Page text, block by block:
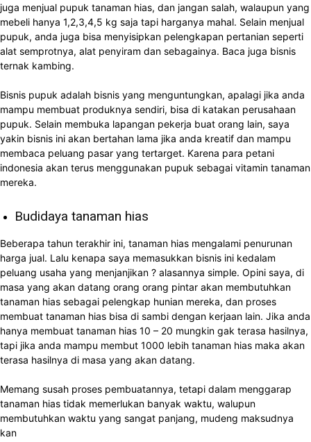
juga menjual pupuk tanaman hias, dan jangan salah, walaupun yang
mebeli hanya 1,2,3,4,5 kg saja tapi harganya mahal. Selain menjual
pupuk, anda juga bisa menyisipkan pelengkapan pertanian seperti
alat semprotnya, alat penyiram dan sebagainya. Baca juga bisnis
ternak kambing.
Bisnis pupuk adalah bisnis yang menguntungkan, apalagi jika anda
mampu membuat produknya sendiri, bisa di katakan perusahaan
pupuk. Selain membuka lapangan pekerja buat orang lain, saya
yakin bisnis ini akan bertahan lama jika anda kreatif dan mampu
membaca peluang pasar yang tertarget. Karena para petani
indonesia akan terus menggunakan pupuk sebagai vitamin tanaman
mereka.
Budidaya tanaman hias
Beberapa tahun terakhir ini, tanaman hias mengalami penurunan
harga jual. Lalu kenapa saya memasukkan bisnis ini kedalam
peluang usaha yang menjanjikan ? alasannya simple. Opini saya, di
masa yang akan datang orang orang pintar akan membutuhkan
tanaman hias sebagai pelengkap hunian mereka, dan proses
membuat tanaman hias bisa di sambi dengan kerjaan lain. Jika anda
hanya membuat tanaman hias 10 – 20 mungkin gak terasa hasilnya,
tapi jika anda mampu membut 1000 lebih tanaman hias maka akan
terasa hasilnya di masa yang akan datang.
Memang susah proses pembuatannya, tetapi dalam menggarap
tanaman hias tidak memerlukan banyak waktu, walupun
membutuhkan waktu yang sangat panjang, mudeng maksudnya
kan